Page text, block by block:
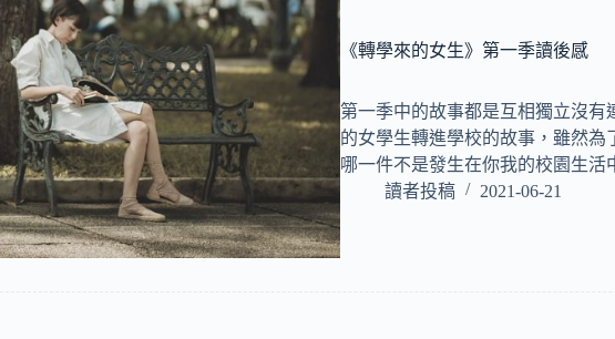
《轉學來的女生》第一季讀後感
第一季中的故事都是互相獨立沒有
的女學生轉進學校的故事，雖然為
哪一件不是發生在你我的校園生
讀者投稿
2021-06-21